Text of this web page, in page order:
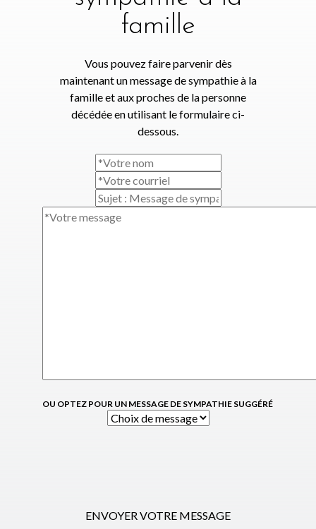
famille
Vous pouvez faire parvenir dès
maintenant un message de sympathie à la
famille et aux proches de la personne
décédée en utilisant le formulaire ci-
dessous.
OU OPTEZ POUR UN MESSAGE DE SYMPATHIE SUGGÉRÉ
ENVOYER VOTRE MESSAGE